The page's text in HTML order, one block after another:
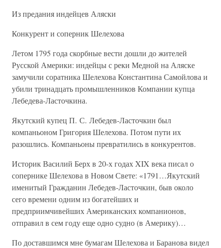
Из предания индейцев Аляски
Конкурент и соперник Шелехова
Летом 1795 года скорбные вести дошли до жителей
Русской Америки: индейцы с реки Медной на Аляске
замучили соратника Шелехова Константина Самойлова и
убили тринадцать промышленников Компании купца
Лебедева-Ласточкина.
Якутский купец П. С. Лебедев-Ласточкин был
компаньоном Григория Шелехова. Потом пути их
разошлись. Компаньоны превратились в конкурентов.
Историк Василий Берх в 20-х годах XIX века писал о
сопернике Шелехова в Новом Свете: «1791…Якутский
именитый Гражданин Лебедев-Ласточкин, быв около
сего времени одним из богатейших и
предприимчивейших Американских компанионов,
отправил в сем году еще одно судно (в Америку)…
По доставшимся мне бумагам Шелехова и Баранова видел